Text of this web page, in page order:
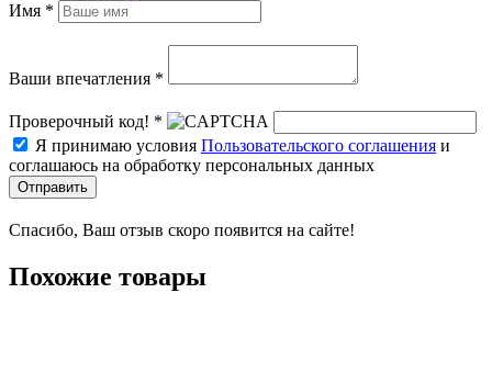
Имя *
Ваши впечатления *
Проверочный код! *
Я принимаю условия Пользовательского соглашения и
соглашаюсь на обработку персональных данных
Отправить
Спасибо, Ваш отзыв скоро появится на сайте!
Похожие товары